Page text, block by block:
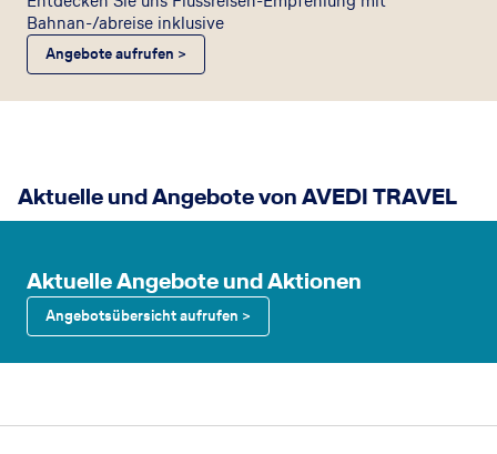
Bahnan-/abreise inklusive
Angebote aufrufen >
Aktuelle und Angebote von AVEDI TRAVEL
Aktuelle Angebote und Aktionen
Angebotsübersicht aufrufen >